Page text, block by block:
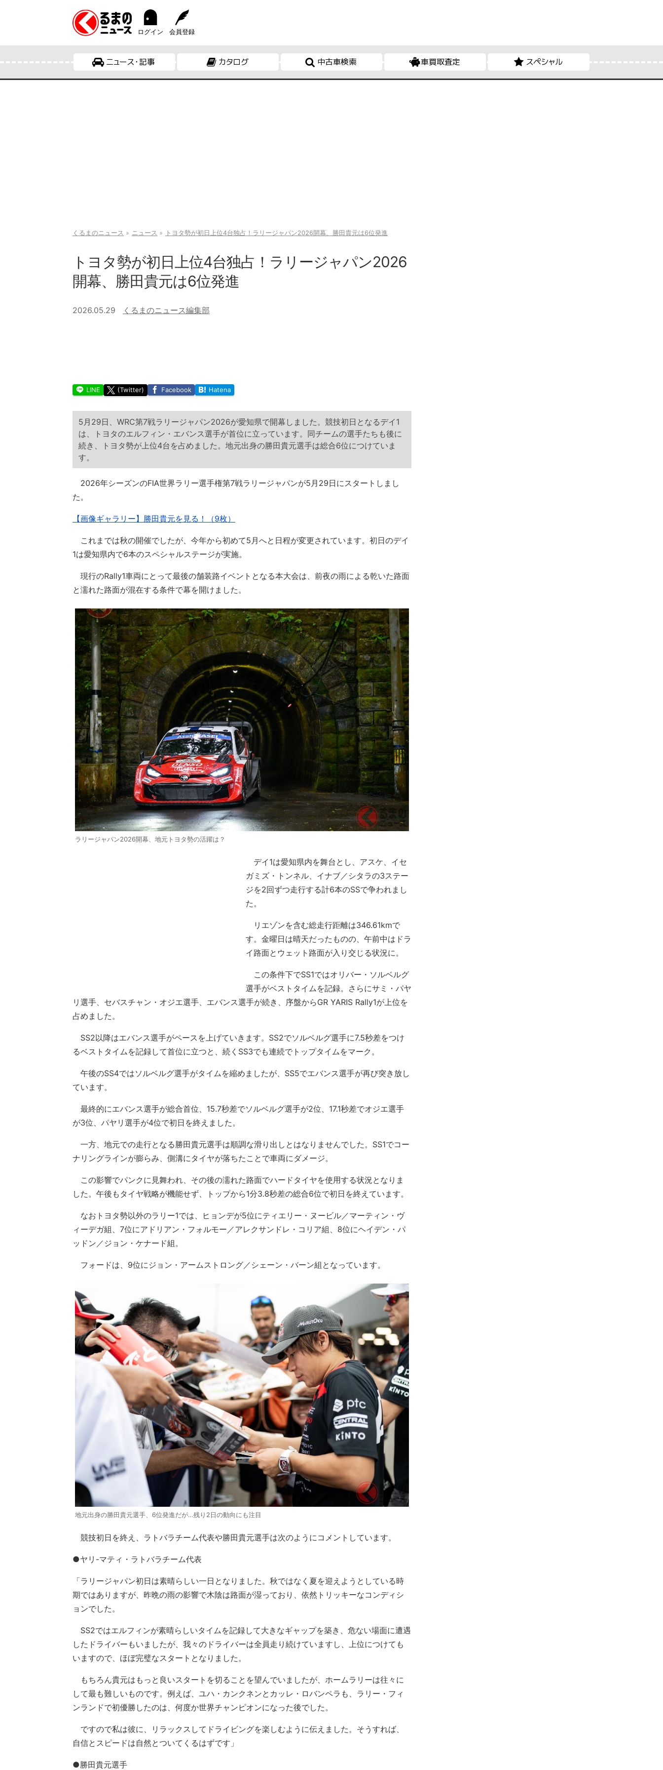
ログイン 会員登録
ニュース・記事 カタログ 中古車検索 車買取査定 スペシャル
くるまのニュース ニュース トヨタ勢が初日上位4台独占！ラリージャパン2026開幕、勝田貴元は6位発進
トヨタ勢が初日上位4台独占！ラリージャパン2026
開幕、勝田貴元は6位発進
2026.05.29 くるまのニュース編集部
LINE (Twitter) Facebook Hatena
5月29日、WRC第7戦ラリージャパン2026が愛知県で開幕しました。競技初日となるデイ1
は、トヨタのエルフィン・エバンス選手が首位に立っています。同チームの選手たちも後に
続き、トヨタ勢が上位4台を占めました。地元出身の勝田貴元選手は総合6位につけていま
す。
2026年シーズンのFIA世界ラリー選手権第7戦ラリージャパンが5月29日にスタートしまし
た。
【画像ギャラリー】勝田貴元を見る！（9枚）
これまでは秋の開催でしたが、今年から初めて5月へと日程が変更されています。初日のデイ
1は愛知県内で6本のスペシャルステージが実施。
現行のRally1車両にとって最後の舗装路イベントとなる本大会は、前夜の雨による乾いた路面
と濡れた路面が混在する条件で幕を開けました。
ラリージャパン2026開幕、地元トヨタ勢の活躍は？
デイ1は愛知県内を舞台とし、アスケ、イセ
ガミズ・トンネル、イナブ／シタラの3ステー
ジを2回ずつ走行する計6本のSSで争われまし
た。
リエゾンを含む総走行距離は346.61kmで
す。金曜日は晴天だったものの、午前中はドラ
イ路面とウェット路面が入り交じる状況に。
この条件下でSS1ではオリバー・ソルベルグ
選手がベストタイムを記録。さらにサミ・パヤ
リ選手、セバスチャン・オジエ選手、エバンス選手が続き、序盤からGR YARIS Rally1が上位を
占めました。
SS2以降はエバンス選手がペースを上げていきます。SS2でソルベルグ選手に7.5秒差をつけ
るベストタイムを記録して首位に立つと、続くSS3でも連続でトップタイムをマーク。
午後のSS4ではソルベルグ選手がタイムを縮めましたが、SS5でエバンス選手が再び突き放し
ています。
最終的にエバンス選手が総合首位、15.7秒差でソルベルグ選手が2位、17.1秒差でオジエ選手
が3位、パヤリ選手が4位で初日を終えました。
一方、地元での走行となる勝田貴元選手は順調な滑り出しとはなりませんでした。SS1でコー
ナリングラインが膨らみ、側溝にタイヤが落ちたことで車両にダメージ。
この影響でパンクに見舞われ、その後の濡れた路面でハードタイヤを使用する状況となりま
した。午後もタイヤ戦略が機能せず、トップから1分3.8秒差の総合6位で初日を終えています。
なおトヨタ勢以外のラリー1では、ヒョンデが5位にティエリー・ヌービル／マーティン・ヴ
ィーデガ組、7位にアドリアン・フォルモー／アレクサンドレ・コリア組、8位にヘイデン・パ
ッドン／ジョン・ケナード組。
フォードは、9位にジョン・アームストロング／シェーン・バーン組となっています。
地元出身の勝田貴元選手、6位発進だが…残り2日の動向にも注目
競技初日を終え、ラトバラチーム代表や勝田貴元選手は次のようにコメントしています。
●ヤリ-マティ・ラトバラチーム代表
「ラリージャパン初日は素晴らしい一日となりました。秋ではなく夏を迎えようとしている時
期ではありますが、昨晩の雨の影響で木陰は路面が湿っており、依然トリッキーなコンディシ
ョンでした。
SS2ではエルフィンが素晴らしいタイムを記録して大きなギャップを築き、危ない場面に遭遇
したドライバーもいましたが、我々のドライバーは全員走り続けていますし、上位につけても
いますので、ほぼ完璧なスタートとなりました。
もちろん貴元はもっと良いスタートを切ることを望んでいましたが、ホームラリーは往々に
して最も難しいものです。例えば、ユハ・カンクネンとカッレ・ロバンペラも、ラリー・フィ
ンランドで初優勝したのは、何度か世界チャンピオンになった後でした。
ですので私は彼に、リラックスしてドライビングを楽しむように伝えました。そうすれば、
自信とスピードは自然とついてくるはずです」
●勝田貴元選手